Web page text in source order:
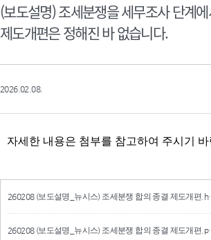
(보도설명) 조세분쟁을 세무조사 단계
제도개편은 정해진 바 없습니다.
2026.02.08.
260208 (보도
260208 (보도